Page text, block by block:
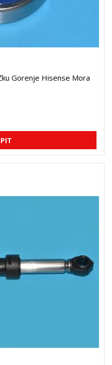
Gorenje Hisense Mora